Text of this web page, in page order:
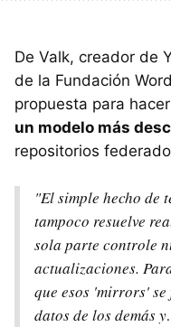
De Valk, creador de
de la Fundación
propuesta para
un modelo más
repositorios
"El simple hecho de
tampoco resuelve
sola parte controle
actualizaciones.
que esos 'mirrors'
datos de los demás